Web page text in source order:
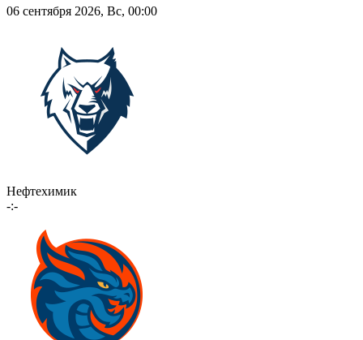
06 сентября 2026, Вс, 00:00
Нефтехимик
-:-